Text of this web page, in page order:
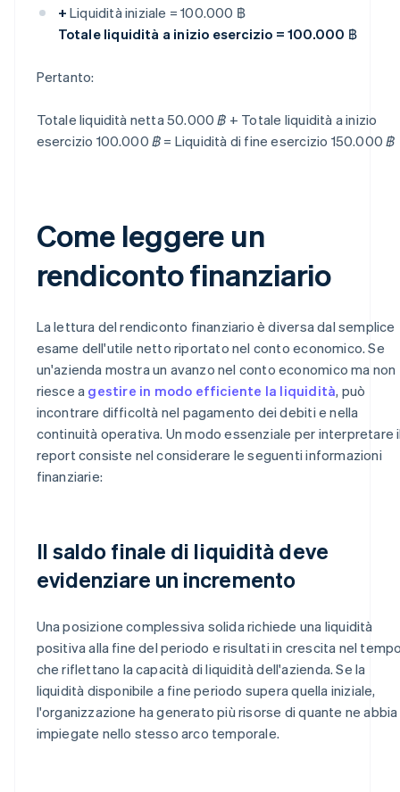
+ Liquidità iniziale = 100.000 ฿
Totale liquidità a inizio esercizio = 100.000 ฿
Pertanto:
Totale liquidità netta 50.000 ฿ + Totale liquidità a inizio
esercizio 100.000 ฿ = Liquidità di fine esercizio 150.000 ฿
Come leggere un
rendiconto finanziario
La lettura del rendiconto finanziario è diversa dal semplice
esame dell'utile netto riportato nel conto economico. Se
un'azienda mostra un avanzo nel conto economico ma non
riesce a gestire in modo efficiente la liquidità, può
incontrare difficoltà nel pagamento dei debiti e nella
continuità operativa. Un modo essenziale per interpretare
report consiste nel considerare le seguenti informazioni
finanziarie:
Il saldo finale di liquidità deve
evidenziare un incremento
Una posizione complessiva solida richiede una liquidità
positiva alla fine del periodo e risultati in crescita nel
che riflettano la capacità di liquidità dell'azienda. Se la
liquidità disponibile a fine periodo supera quella iniziale,
l'organizzazione ha generato più risorse di quante ne abbia
impiegate nello stesso arco temporale.